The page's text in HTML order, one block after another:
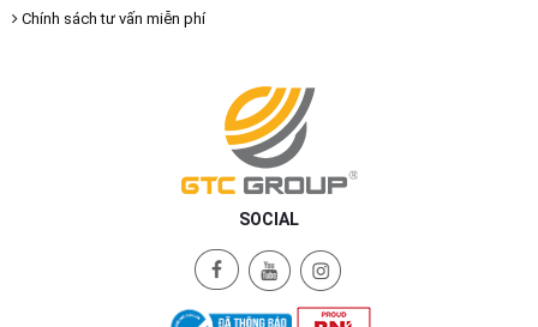
Chính sách tư vấn miễn phí
SOCIAL